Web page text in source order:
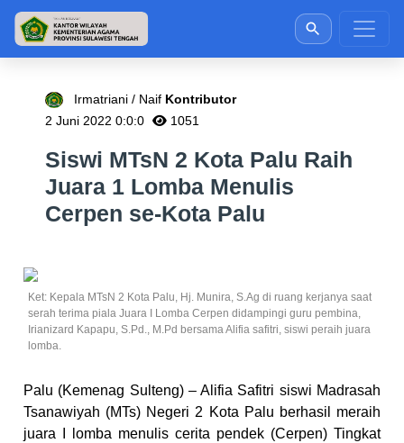
Irmatriani / Naif Kontributor
2 Juni 2022 0:0:0
1051
Siswi MTsN 2 Kota Palu Raih
Juara 1 Lomba Menulis
Cerpen se-Kota Palu
Ket: Kepala MTsN 2 Kota Palu, Hj. Munira, S.Ag di ruang kerjanya saat
serah terima piala Juara I Lomba Cerpen didampingi guru pembina,
Irianizard Kapapu, S.Pd., M.Pd bersama Alifia safitri, siswi peraih juara
lomba.
Palu (Kemenag Sulteng) – Alifia Safitri siswi Madrasah
Tsanawiyah (MTs) Negeri 2 Kota Palu berhasil meraih
juara I lomba menulis cerita pendek (Cerpen) Tingkat